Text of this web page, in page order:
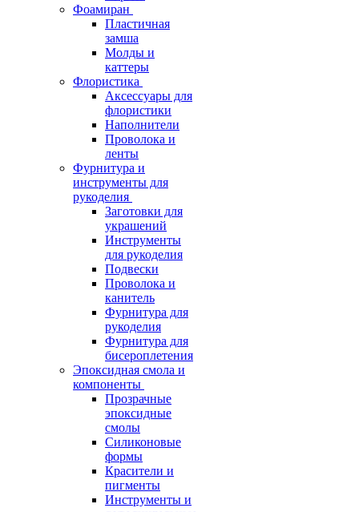
Фоамиран
Пластичная
замша
Молды и
каттеры
Флористика
Аксессуары для
флористики
Наполнители
Проволока и
ленты
Фурнитура и
инструменты для
рукоделия
Заготовки для
украшений
Инструменты
для рукоделия
Подвески
Проволока и
канитель
Фурнитура для
рукоделия
Фурнитура для
бисероплетения
Эпоксидная смола и
компоненты
Прозрачные
эпоксидные
смолы
Силиконовые
формы
Красители и
пигменты
Инструменты и